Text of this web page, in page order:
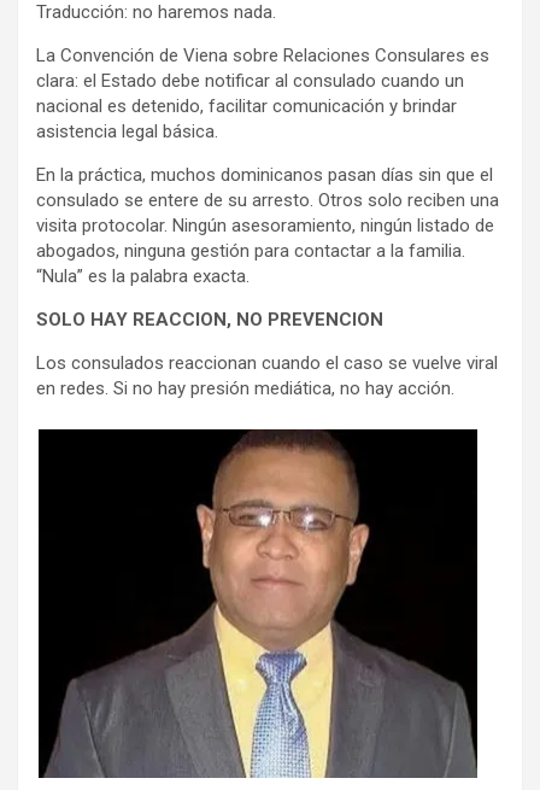
Traducción: no haremos nada.
La Convención de Viena sobre Relaciones Consulares es
clara: el Estado debe notificar al consulado cuando un
nacional es detenido, facilitar comunicación y brindar
asistencia legal básica.
En la práctica, muchos dominicanos pasan días sin que el
consulado se entere de su arresto. Otros solo reciben una
visita protocolar. Ningún asesoramiento, ningún listado de
abogados, ninguna gestión para contactar a la familia.
“Nula” es la palabra exacta.
SOLO HAY REACCION, NO PREVENCION
Los consulados reaccionan cuando el caso se vuelve viral
en redes. Si no hay presión mediática, no hay acción.